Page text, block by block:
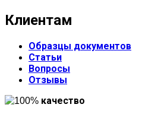
Клиентам
Образцы документов
Статьи
Вопросы
Отзывы